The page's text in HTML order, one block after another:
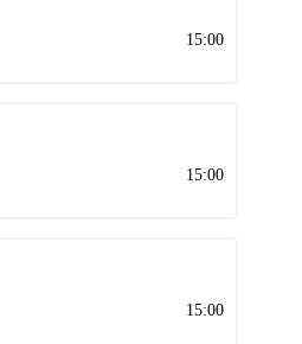
15:00
15:00
15:00